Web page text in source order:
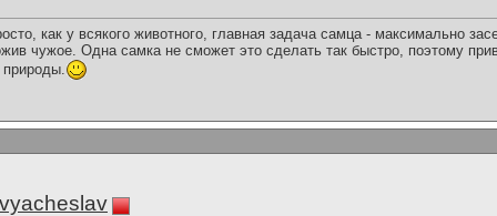
как у всякого животного, главная задача самца - максимально
чужое. Одна самка не сможет это сделать так быстро, поэтому